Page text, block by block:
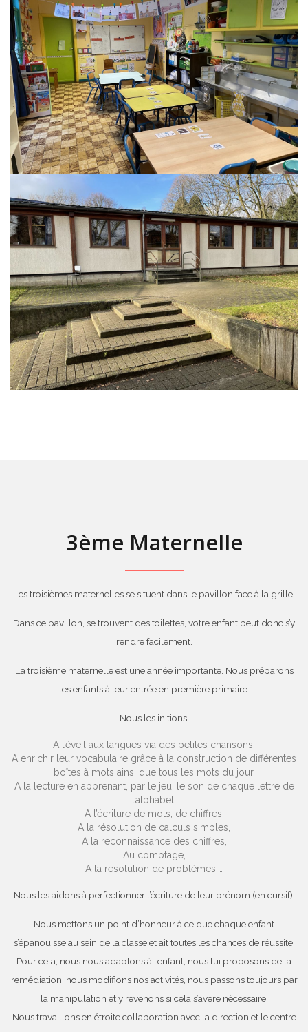
3ème Maternelle
Les troisièmes maternelles se situent dans le pavillon face à la grille.
Dans ce pavillon, se trouvent des toilettes, votre enfant peut donc s’y
rendre facilement.
La troisième maternelle est une année importante. Nous préparons
les enfants à leur entrée en première primaire.
Nous les initions:
A l’éveil aux langues via des petites chansons,
A enrichir leur vocabulaire grâce à la construction de différentes
boîtes à mots ainsi que tous les mots du jour,
A la lecture en apprenant, par le jeu, le son de chaque lettre de
l’alphabet,
A l’écriture de mots, de chiffres,
A la résolution de calculs simples,
A la reconnaissance des chiffres,
Au comptage,
A la résolution de problèmes,…
Nous les aidons à perfectionner l’écriture de leur prénom (en cursif).
Nous mettons un point d’honneur à ce que chaque enfant
s’épanouisse au sein de la classe et ait toutes les chances de réussite.
Pour cela, nous nous adaptons à l’enfant, nous lui proposons de la
remédiation, nous modifions nos activités, nous passons toujours par
la manipulation et y revenons si cela s’avère nécessaire.
Nous travaillons en étroite collaboration avec la direction et le centre